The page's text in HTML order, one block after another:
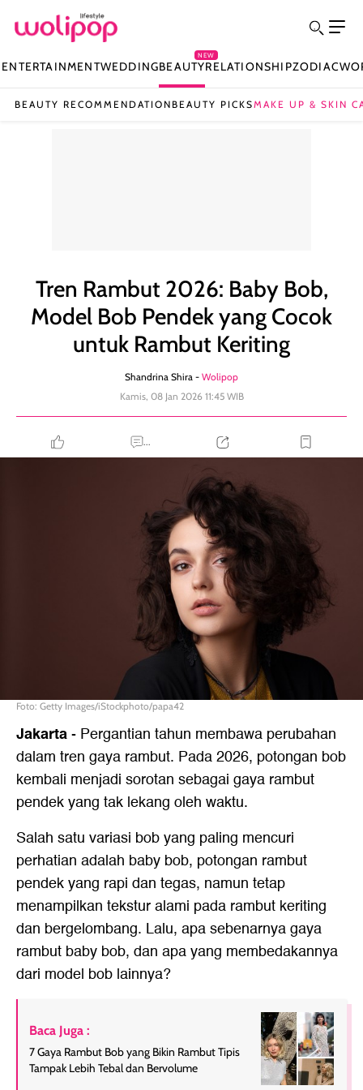
ENTERTAINMENTWEDDINGBEAUTY
NEW
RELATIONSHIPZODIAC
BEAUTY RECOMMENDATION BEAUTY PICKSMAKE UP & SKIN
Tren Rambut 2026: Baby Bob,
Model Bob Pendek yang Cocok
untuk Rambut Keriting
Shandrina Shira - Wolipop
Kamis, 08 Jan 2026 11:45 WIB
...
Foto: Getty Images/iStockphoto/papa42
Jakarta- Pergantian tahun membawa perubahan
dalam tren gaya rambut. Pada 2026, potongan bob
kembali menjadi sorotan sebagai gaya rambut
pendek yang tak lekang oleh waktu.
Salah satu variasi bob yang paling mencuri
perhatian adalah baby bob, potongan rambut
pendek yang rapi dan tegas, namun tetap
menampilkan tekstur alami pada rambut keriting
dan bergelombang. Lalu, apa sebenarnya gaya
rambut baby bob, dan apa yang membedakannya
dari model bob lainnya?
Baca Juga :
7 Gaya Rambut Bob yang Bikin Rambut Tipis
Tampak Lebih Tebal dan Bervolume